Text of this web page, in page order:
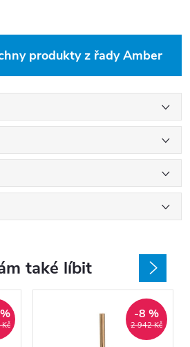
produkty z řady Amber
také líbit
2 942 Kč
-8 %